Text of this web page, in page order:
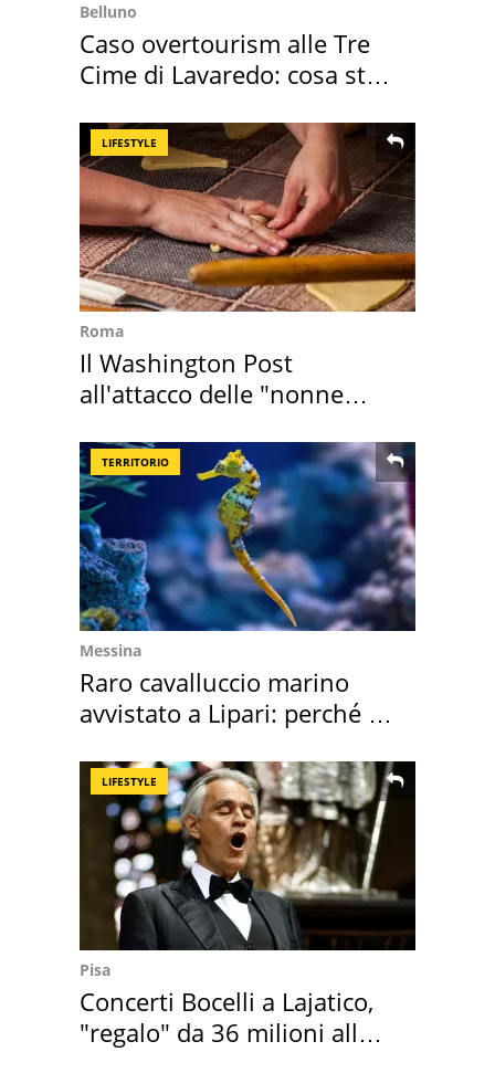
Belluno
Caso overtourism alle Tre
Cime di Lavaredo: cosa sta
LIFESTYLE
Roma
Il Washington Post
all'attacco delle "nonne
TERRITORIO
Messina
Raro cavalluccio marino
avvistato a Lipari: perché è
LIFESTYLE
Pisa
Concerti Bocelli a Lajatico,
"regalo" da 36 milioni alla